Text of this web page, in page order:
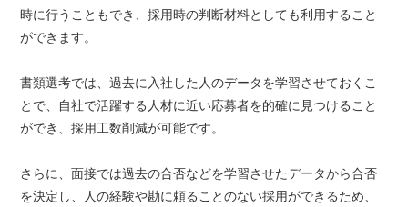
時に行うこともでき、採用時の判断材料としても利用すること
ができます。
書類選考では、過去に入社した人のデータを学習させておくこ
とで、自社で活躍する人材に近い応募者を的確に見つけること
ができ、採用工数削減が可能です。
さらに、面接では過去の合否などを学習させたデータから合否
を決定し、人の経験や勘に頼ることのない採用ができるため、